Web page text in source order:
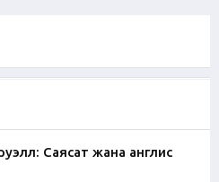
Саясат жана англис